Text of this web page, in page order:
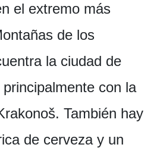
el extremo más
de los
la ciudad de
con la
También hay
de cerveza y un